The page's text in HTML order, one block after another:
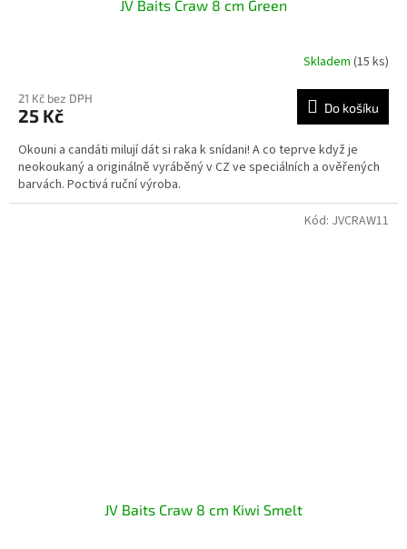
JV Baits Craw 8 cm Green
Skladem (15 ks)
21 Kč bez DPH
25 Kč Do košíku
Okouni a candáti milují dát si raka k snídani! A co teprve když je
neokoukaný a originálně vyráběný v CZ ve speciálních a ověřených
barvách. Poctivá ruční výroba.
JV Baits Craw 8 cm Kiwi Smelt
Kód: JVCRAW11